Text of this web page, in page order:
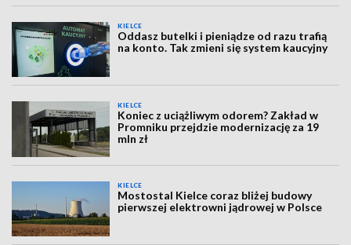
KIELCE
Oddasz butelki i pieniądze od razu trafią
na konto. Tak zmieni się system kaucyjny
KIELCE
Koniec z uciążliwym odorem? Zakład w
Promniku przejdzie modernizację za 19
mln zł
KIELCE
Mostostal Kielce coraz bliżej budowy
pierwszej elektrowni jądrowej w Polsce